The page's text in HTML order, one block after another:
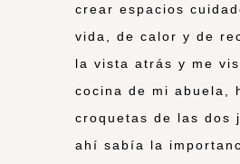
crear espacios
vida, de calor y de
la vista atrás y me
cocina de mi abuela,
croquetas de las dos
ahí sabía la